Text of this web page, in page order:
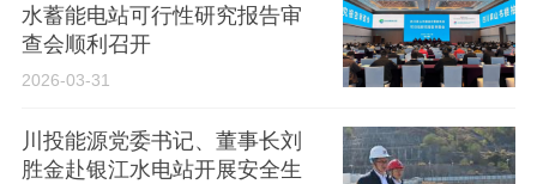
水蓄能电站可行性研究报告审
查会顺利召开
2026-03-31
川投能源党委书记、董事长刘
胜金赴银江水电站开展安全生